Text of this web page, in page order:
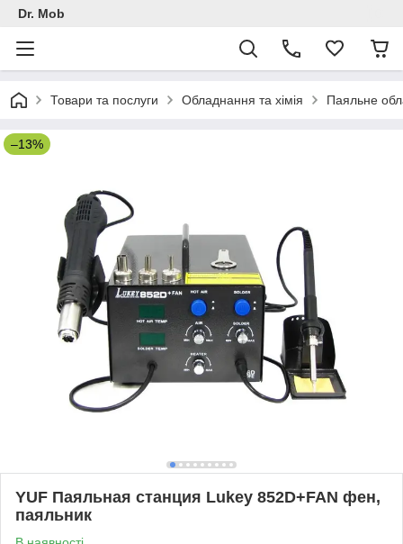
Dr. Mob
Товари та послуги Обладнання та хімія Паяльне
–13%
YUF Паяльная станция Lukey 852D+FAN фен,
паяльник